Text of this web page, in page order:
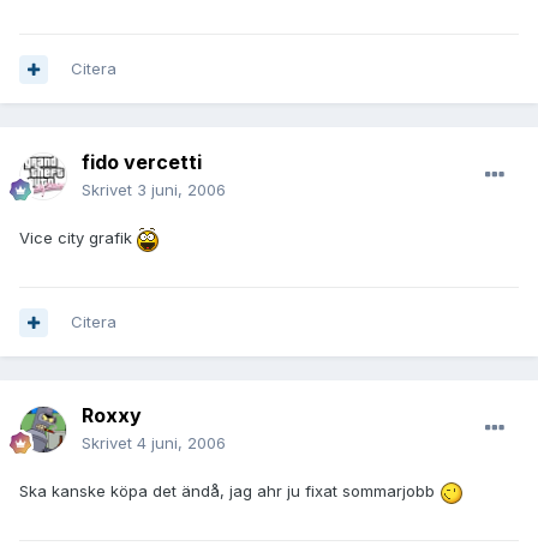
Citera
fido vercetti
Skrivet 3 juni, 2006
Vice city grafik
Citera
Roxxy
Skrivet 4 juni, 2006
Ska kanske köpa det ändå, jag ahr ju fixat sommarjobb